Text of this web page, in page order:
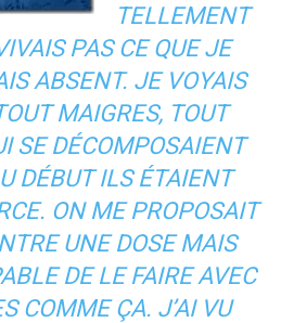
TELLEMENT
PAS CE QUE JE
ABSENT. JE VOYAIS
MAIGRES, TOUT
SE DÉCOMPOSAIENT
DÉBUT ILS ÉTAIENT
ON ME PROPOSAIT
UNE DOSE MAIS
DE LE FAIRE AVEC
COMME ÇA. J’AI VU